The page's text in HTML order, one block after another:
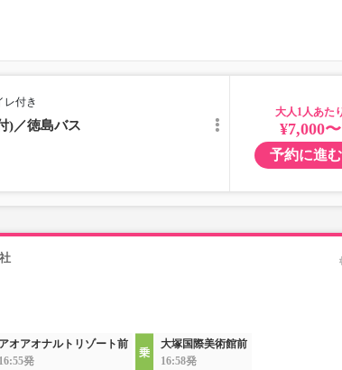
レ付き
)／徳島バス
大人
¥7,000〜
予約に進む
アオアオナルトリゾート前
16:55発
大塚国際美術館前
16:58発